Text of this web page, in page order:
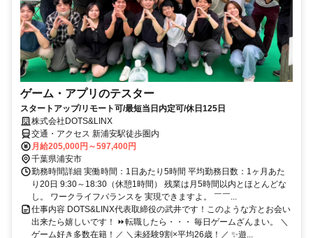
ゲーム・アプリのテスター
スタートアップ/リモート可/最短当日内定可/休日125日
株式会社DOTS&LINX
交通・アクセス 新浦安駅徒歩圏内
月給205,000円～597,400円
千葉県浦安市
勤務時間詳細 実働時間：1日あたり5時間 平均勤務日数：1ヶ月あた
り20日 9:30～18:30（休憩1時間） 残業は月5時間以内とほとんどな
し。 ワークライフバランスを 実現できますよ。 ￣￣...
仕事内容 DOTS&LINX代表取締役の武井です！このような方とお会い
出来たら嬉しいです！ ⏩転職したら・・・ 毎日ゲームざんまい。 ＼
ゲーム好き多数在籍！／ ＼未経験9割×平均26歳！／ ✨遊...